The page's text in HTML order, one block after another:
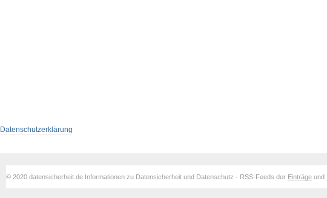
Datenschutzerklärung
© 2020 datensicherheit.de Informationen zu Datensicherheit und Datenschutz - RSS-Feeds der Einträge und